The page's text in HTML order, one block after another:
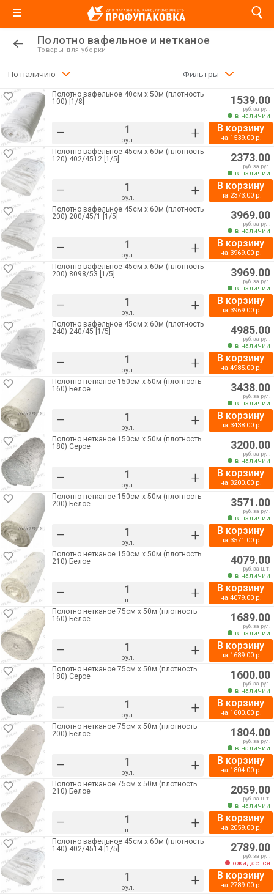
Полотно вафельное и нетканое
Товары для уборки
По наличию Фильтры
Полотно вафельное 40см х 50м (плотность
100) [1/8]
– рул. +
1539.00
руб. за рул.
в наличии
В корзину
на 1539.00р.
Полотно вафельное 45см х 60м (плотность
120) 402/4512 [1/5]
– рул. +
2373.00
руб. за рул.
в наличии
В корзину
на 2373.00р.
Полотно вафельное 45см х 60м (плотность
200) 200/45/1 [1/5]
– рул. +
3969.00
руб. за рул.
в наличии
В корзину
на 3969.00р.
Полотно вафельное 45см х 60м (плотность
200) 8098/53 [1/5]
– рул. +
3969.00
руб. за рул.
в наличии
В корзину
на 3969.00р.
Полотно вафельное 45см х 60м (плотность
240) 240/45 [1/5]
– рул. +
4985.00
руб. за рул.
в наличии
В корзину
на 4985.00р.
Полотно нетканое 150см х 50м (плотность
160) Белое
– рул. +
3438.00
руб. за рул.
в наличии
В корзину
на 3438.00р.
Полотно нетканое 150см х 50м (плотность
180) Серое
– рул. +
3200.00
руб. за рул.
в наличии
В корзину
на 3200.00р.
Полотно нетканое 150см х 50м (плотность
200) Белое
– рул. +
3571.00
руб. за рул.
в наличии
В корзину
на 3571.00р.
Полотно нетканое 150см х 50м (плотность
210) Белое
– шт. +
4079.00
руб. за шт.
в наличии
В корзину
на 4079.00р.
Полотно нетканое 75см х 50м (плотность
160) Белое
– рул. +
1689.00
руб. за рул.
в наличии
В корзину
на 1689.00р.
Полотно нетканое 75см х 50м (плотность
180) Серое
– рул. +
1600.00
руб. за рул.
в наличии
В корзину
на 1600.00р.
Полотно нетканое 75см х 50м (плотность
200) Белое
– рул. +
1804.00
руб. за рул.
в наличии
В корзину
на 1804.00р.
Полотно нетканое 75см х 50м (плотность
210) Белое
– шт. +
2059.00
руб. за шт.
в наличии
В корзину
на 2059.00р.
Полотно вафельное 45см х 60м (плотность
140) 402/4514 [1/5]
– рул. +
2789.00
руб. за рул.
ожидается
В корзину
на 2789.00р.